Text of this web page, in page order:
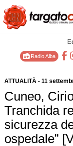
Radio Alba
ATTUALITÀ- 11
Cuneo,
Tranchida
sicurezza
ospedale”